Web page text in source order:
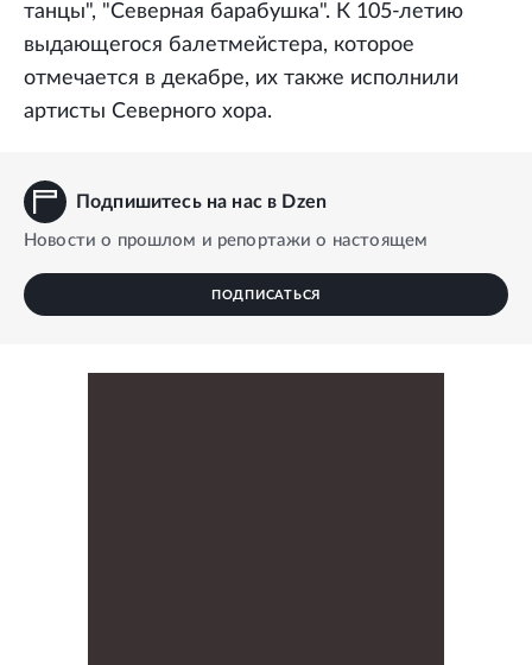
танцы", "Северная барабушка". К 105-летию
выдающегося балетмейстера, которое
отмечается в декабре, их также исполнили
артисты Северного хора.
Подпишитесь на нас в Dzen
Новости о прошлом и репортажи о настоящем
ПОДПИСАТЬСЯ